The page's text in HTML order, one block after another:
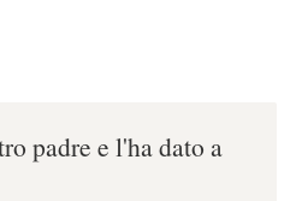
padre e l'ha dato a